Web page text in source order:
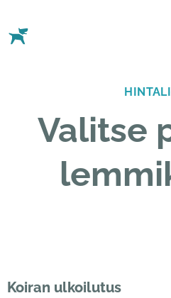
Valitse
Koiran ulkoilutus